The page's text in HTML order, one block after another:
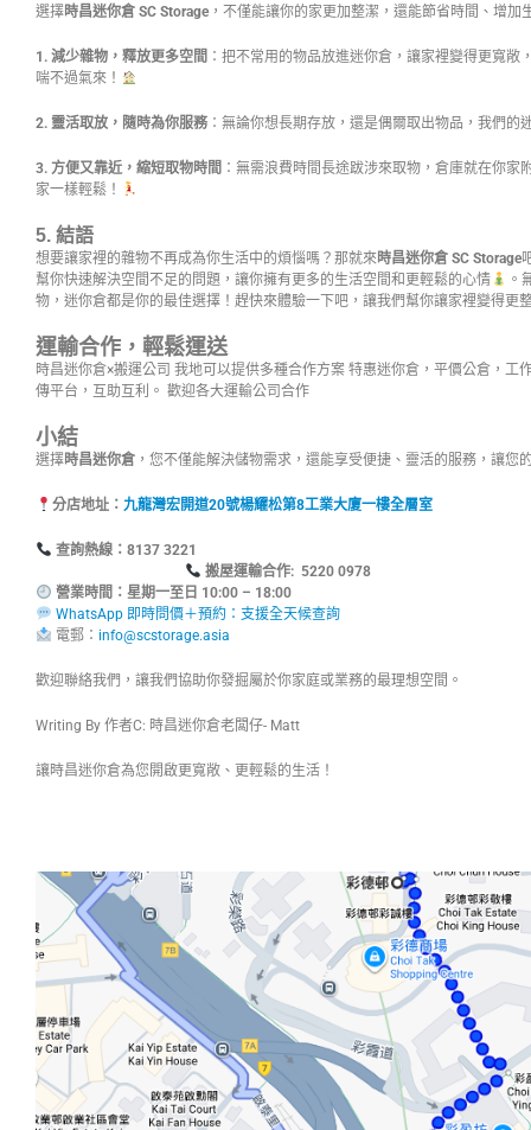
選擇時昌迷你倉 SC Storage ，不僅能讓你的家更加整潔，還能節省時間、增加
1. 減少雜物，釋放更多空間 ：把不常用的物品放進迷你倉，讓家裡變得更寬敞
喘不過氣來！
2. 靈活取放，隨時為你服務 ：無論你想長期存放，還是偶爾取出物品，我們的
3. 方便又靠近，縮短取物時間 ：無需浪費時間長途跋涉來取物，倉庫就在你家
家一樣輕鬆！
5. 結語
想要讓家裡的雜物不再成為你生活中的煩惱嗎？那就來時昌迷你倉 SC Storage
幫你快速解決空間不足的問題，讓你擁有更多的生活空間和更輕鬆的心情
。
物，迷你倉都是你的最佳選擇！趕快來體驗一下吧，讓我們幫你讓家裡變得更
運輸合作，輕鬆運送
時昌迷你倉×搬運公司 我地可以提供多種合作方案 特惠迷你倉，平價公倉，工
傳平台，互助互利。 歡迎各大運輸公司合作
小結
選擇時昌迷你倉 ，您不僅能解決儲物需求，還能享受便捷、靈活的服務，讓您
分店地址： 九龍灣宏開道20號楊耀松第8工業大廈一樓全層室
查詢熱線：
搬屋運輸合作: 5220 0978
營業時間：星期一至日 10:00 – 18:00
WhatsApp 即時問價＋預約：支援全天候查詢
電郵： info@scstorage.asia
歡迎聯絡我們，讓我們協助你發掘屬於你家庭或業務的最理想空間。
Writing By 作者C: 時昌迷你倉老闆仔- Matt
讓時昌迷你倉為您開啟更寬敞、更輕鬆的生活！